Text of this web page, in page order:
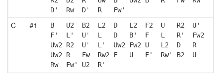
D'  Rw  D'  R   Fw'
C #1
B   U2  B2  L2  D   L2  F2  U   R2  U'
F'  L'  U'  L   D   B'  F   L   R'  Fw2
Uw2 R2  U'  L'  Uw2 Fw2 U   L2  D   R
Uw2 R   Fw  Rw2 F   U   F'  Rw' B2  U
Rw  Fw' U2  R'